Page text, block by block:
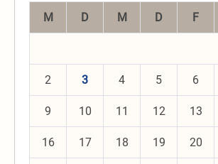
M
D M D F
2 3 4 5 6
9 10 11 12 13
16 17 18 19 20